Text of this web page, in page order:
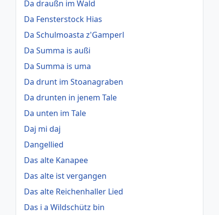
Da draußn im Wald
Da Fensterstock Hias
Da Schulmoasta z'Gamperl
Da Summa is außi
Da Summa is uma
Da drunt im Stoanagraben
Da drunten in jenem Tale
Da unten im Tale
Daj mi daj
Dangellied
Das alte Kanapee
Das alte ist vergangen
Das alte Reichenhaller Lied
Das i a Wildschütz bin